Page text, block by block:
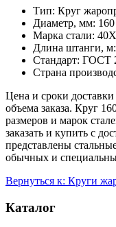
Тип: Круг
Диаметр, мм: 160
Марка стали:
Длина штанги,
Стандарт: ГОСТ
Страна
Цена и сроки доставки
объема заказа. Круг
размеров и марок
заказать и купить с
представлены
обычных и
Вернуться к: Круги
Каталог